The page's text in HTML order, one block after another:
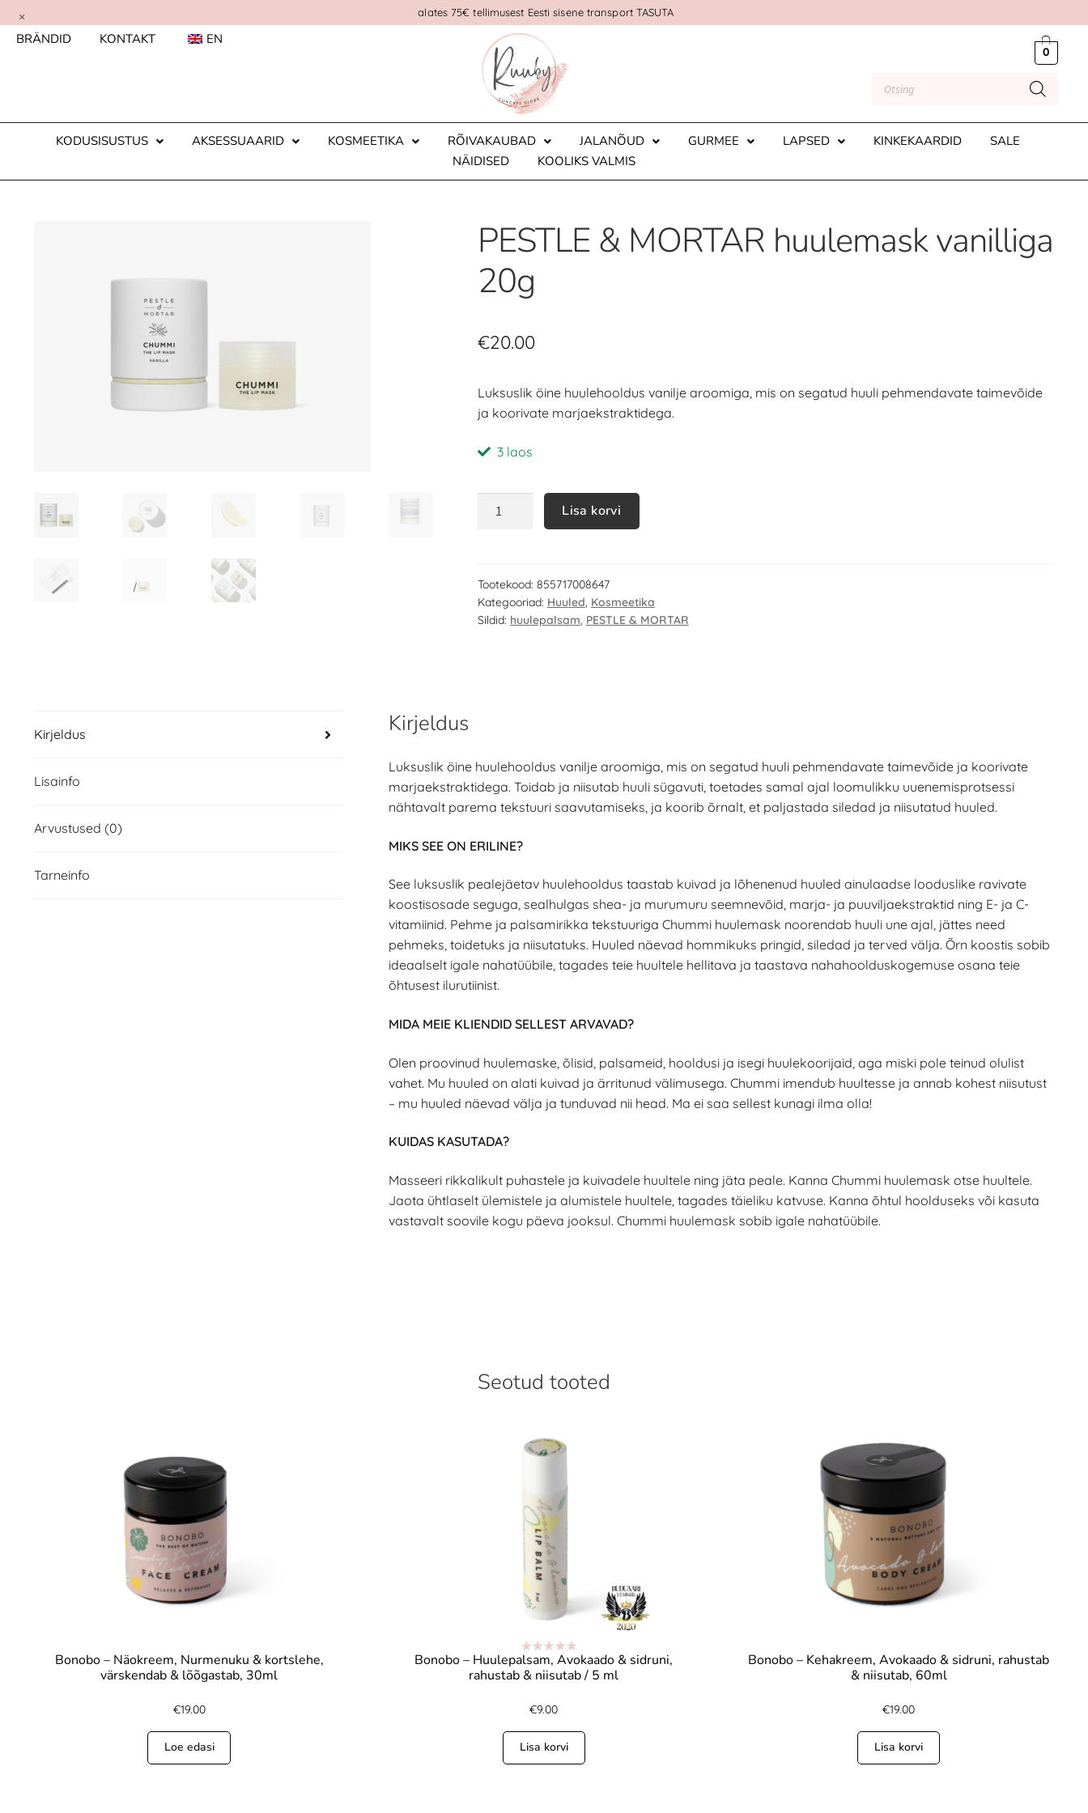
alates 75€ tellimusest Eesti sisene transport TASUTA
×
BRÄNDID KONTAKT EN
0
KODUSISUSTUS AKSESSUAARID KOSMEETIKA RÕIVAKAUBAD JALANÕUD GURMEE LAPSED KINKEKAARDID
SALE
NÄIDISED
KOOLIKS VALMIS
PESTLE & MORTAR huulemask vanilliga
20g
€20.00
Luksuslik öine huulehooldus vanilje aroomiga, mis on segatud huuli pehmendavate taimevõide
ja koorivate marjaekstraktidega.
3 laos
Lisa korvi
Tootekood: 855717008647
Kategooriad: Huuled, Kosmeetika
Sildid: huulepalsam, PESTLE & MORTAR
Kirjeldus
Lisainfo
Arvustused (0)
Tarneinfo
Kirjeldus
Luksuslik öine huulehooldus vanilje aroomiga, mis on segatud huuli pehmendavate taimevõide ja koorivate
marjaekstraktidega. Toidab ja niisutab huuli sügavuti, toetades samal ajal loomulikku uuenemisprotsessi
nähtavalt parema tekstuuri saavutamiseks, ja koorib õrnalt, et paljastada siledad ja niisutatud huuled.
MIKS SEE ON ERILINE?
See luksuslik pealejäetav huulehooldus taastab kuivad ja lõhenenud huuled ainulaadse looduslike ravivate
koostisosade seguga, sealhulgas shea- ja murumuru seemnevõid, marja- ja puuviljaekstraktid ning E- ja C-
vitamiinid. Pehme ja palsamirikka tekstuuriga Chummi huulemask noorendab huuli une ajal, jättes need
pehmeks, toidetuks ja niisutatuks. Huuled näevad hommikuks pringid, siledad ja terved välja. Õrn koostis sobib
ideaalselt igale nahatüübile, tagades teie huultele hellitava ja taastava nahahoolduskogemuse osana teie
õhtusest ilurutiinist.
MIDA MEIE KLIENDID SELLEST ARVAVAD?
Olen proovinud huulemaske, õlisid, palsameid, hooldusi ja isegi huulekoorijaid, aga miski pole teinud olulist
vahet. Mu huuled on alati kuivad ja ärritunud välimusega. Chummi imendub huultesse ja annab kohest niisutust
– mu huuled näevad välja ja tunduvad nii head. Ma ei saa sellest kunagi ilma olla!
KUIDAS KASUTADA?
Masseeri rikkalikult puhastele ja kuivadele huultele ning jäta peale. Kanna Chummi huulemask otse huultele.
Jaota ühtlaselt ülemistele ja alumistele huultele, tagades täieliku katvuse. Kanna õhtul hoolduseks või kasuta
vastavalt soovile kogu päeva jooksul. Chummi huulemask sobib igale nahatüübile.
Seotud tooted
Bonobo – Näokreem, Nurmenuku & kortslehe,
värskendab & lõõgastab, 30ml
€19.00
Loe edasi
Bonobo – Huulepalsam, Avokaado & sidruni,
rahustab & niisutab / 5 ml
Hinnanguga
5.00/ 5
€9.00
Lisa korvi
Bonobo – Kehakreem, Avokaado & sidruni, rahustab
& niisutab, 60ml
€19.00
Lisa korvi